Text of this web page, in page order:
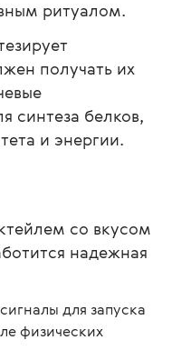
ритуалом.
получать их
синтеза белков,
и энергии.
со вкусом
надежная
для запуска
физических